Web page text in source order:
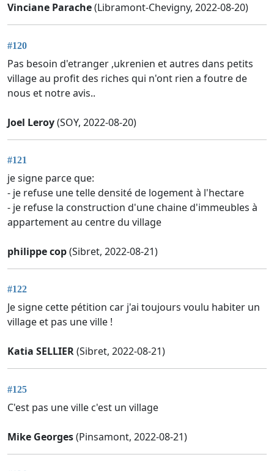
Vinciane Parache(Libramont-Chevigny, 2022-08-20)
#120
Pas besoin d'etranger ,ukrenien et autres dans petits
village au profit des riches qui n'ont rien a foutre de
nous et notre avis..
Joel Leroy(SOY, 2022-08-20)
#121
je signe parce que:
- je refuse une telle densité de logement à l'hectare
- je refuse la construction d'une chaine d'immeubles à
appartement au centre du village
philippe cop(Sibret, 2022-08-21)
#122
Je signe cette pétition car j'ai toujours voulu habiter un
village et pas une ville !
Katia SELLIER(Sibret, 2022-08-21)
#125
C'est pas une ville c'est un village
Mike Georges(Pinsamont, 2022-08-21)